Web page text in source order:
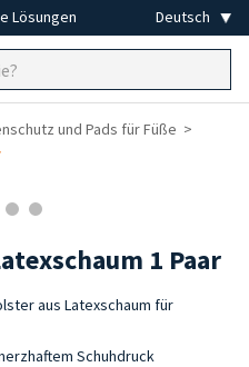
Lösungen
und Pads für Füße
1 Paar
aus Latexschaum für
Schuhdruck